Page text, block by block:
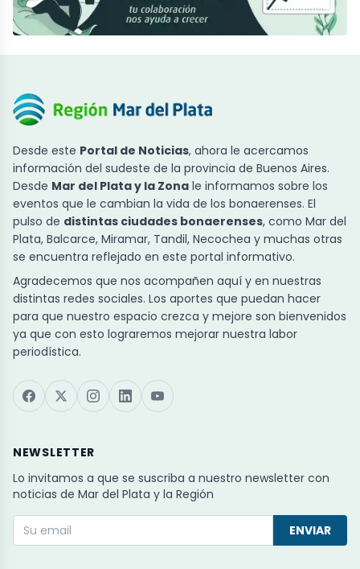
Desde este Portal de Noticias, ahora le acercamos
información del sudeste de la provincia de Buenos Aires.
Desde Mar del Plata y la Zona le informamos sobre los
eventos que le cambian la vida de los bonaerenses. El
pulso de distintas ciudades bonaerenses, como Mar del
Plata, Balcarce, Miramar, Tandil, Necochea y muchas otras
se encuentra reflejado en este portal informativo.
Agradecemos que nos acompañen aquí y en nuestras
distintas redes sociales. Los aportes que puedan hacer
para que nuestro espacio crezca y mejore son bienvenidos
ya que con esto lograremos mejorar nuestra labor
periodística.
NEWSLETTER
Lo invitamos a que se suscriba a nuestro newsletter con
noticias de Mar del Plata y la Región
ENVIAR